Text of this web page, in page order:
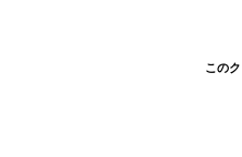
この